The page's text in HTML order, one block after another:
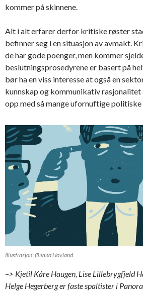
kommer på skinnene.
Alt i alt erfarer derfor kritiske røster
befinner seg i en situasjon av avmakt.
de har gode poenger, men kommer
beslutningsprosedyrene er basert på
bør ha en viss interesse at også en
kunnskap og kommunikativ rasjonalitet
opp med så mange ufornuftige
Illustrasjon: Øivind Hovland
–> Kjetil Kåre Haugen, Lise Lillebrygfjeld
Helge Hegerberg er faste spaltister i